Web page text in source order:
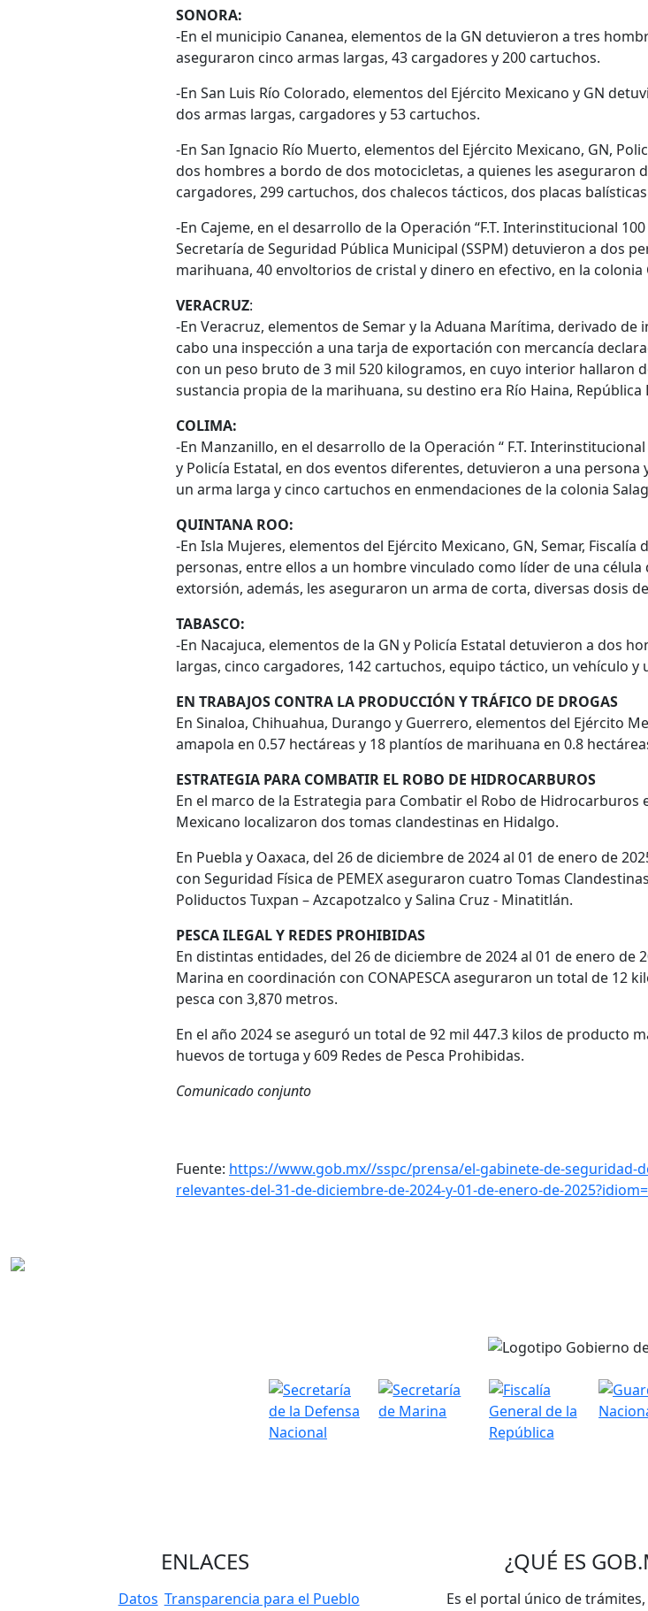
SONORA:
-En el municipio Cananea, elementos de la GN detuvieron a tres
aseguraron cinco armas largas, 43 cargadores y 200 cartuchos.
-En San Luis Río Colorado, elementos del Ejército Mexicano y GN
dos armas largas, cargadores y 53 cartuchos.
-En San Ignacio Río Muerto, elementos del Ejército Mexicano, GN,
dos hombres a bordo de dos motocicletas, a quienes les aseguraron
cargadores, 299 cartuchos, dos chalecos tácticos, dos placas
-En Cajeme, en el desarrollo de la Operación “F.T. Interinstitucional
Secretaría de Seguridad Pública Municipal (SSPM) detuvieron a dos
marihuana, 40 envoltorios de cristal y dinero en efectivo, en la colonia
VERACRUZ:
-En Veracruz, elementos de Semar y la Aduana Marítima, derivado
cabo una inspección a una tarja de exportación con mercancía
con un peso bruto de 3 mil 520 kilogramos, en cuyo interior hallaron
sustancia propia de la marihuana, su destino era Río Haina, República
COLIMA:
-En Manzanillo, en el desarrollo de la Operación “ F.T.
y Policía Estatal, en dos eventos diferentes, detuvieron a una
un arma larga y cinco cartuchos en enmendaciones de la colonia
QUINTANA ROO:
-En Isla Mujeres, elementos del Ejército Mexicano, GN, Semar, Fiscalía
personas, entre ellos a un hombre vinculado como líder de una
extorsión, además, les aseguraron un arma de corta, diversas dosis
TABASCO:
-En Nacajuca, elementos de la GN y Policía Estatal detuvieron a dos
largas, cinco cargadores, 142 cartuchos, equipo táctico, un vehículo y
EN TRABAJOS CONTRA LA PRODUCCIÓN Y TRÁFICO DE DROGAS
En Sinaloa, Chihuahua, Durango y Guerrero, elementos del Ejército
amapola en 0.57 hectáreas y 18 plantíos de marihuana en 0.8
ESTRATEGIA PARA COMBATIR EL ROBO DE HIDROCARBUROS
En el marco de la Estrategia para Combatir el Robo de Hidrocarburos
Mexicano localizaron dos tomas clandestinas en Hidalgo.
En Puebla y Oaxaca, del 26 de diciembre de 2024 al 01 de enero de
con Seguridad Física de PEMEX aseguraron cuatro Tomas
Poliductos Tuxpan – Azcapotzalco y Salina Cruz - Minatitlán.
PESCA ILEGAL Y REDES PROHIBIDAS
En distintas entidades, del 26 de diciembre de 2024 al 01 de enero de
Marina en coordinación con CONAPESCA aseguraron un total de 12
pesca con 3,870 metros.
En el año 2024 se aseguró un total de 92 mil 447.3 kilos de producto
huevos de tortuga y 609 Redes de Pesca Prohibidas.
Comunicado conjunto
Fuente: https://www.gob.mx//sspc/prensa/el-gabinete-de-seguridad-
relevantes-del-31-de-diciembre-de-2024-y-01-de-enero-de-
ENLACES
Datos Transparencia para el Pueblo
¿QUÉ ES
Es el portal único de